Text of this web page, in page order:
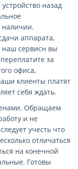
назад
наличии.
аппарата,
наш сервисн вы
за
офиса,
клиенты платят
себя ждать.
Обращаем
и не
учесть что
отличаться
на конечной
Готовы